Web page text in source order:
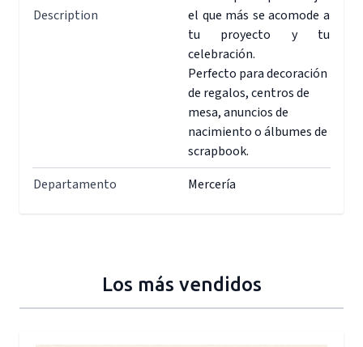
Description
el que más se acomode a
tu proyecto y tu
celebración.
Perfecto para decoración
de regalos, centros de
mesa, anuncios de
nacimiento o álbumes de
scrapbook.
Departamento
Mercería
Los más vendidos